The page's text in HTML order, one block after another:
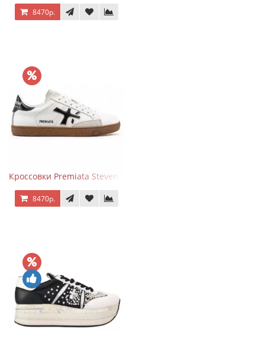
8470р.
Кроссовки Premiata Steven White Black
8470р.